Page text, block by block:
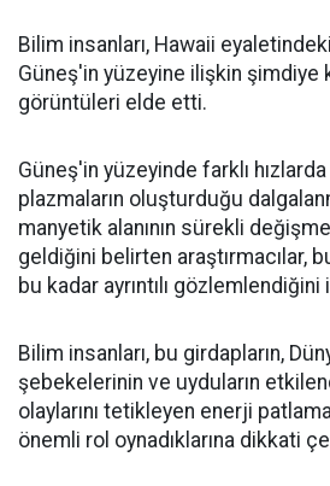
Bilim insanları, Hawaii
Güneş'in yüzeyine ilişkin şimdiye
görüntüleri elde etti.
Güneş'in yüzeyinde farklı
plazmaların oluşturduğu
manyetik alanının sürekli
geldiğini belirten araştırmacılar,
bu kadar ayrıntılı
Bilim insanları, bu girdapların,
şebekelerinin ve uyduların
olaylarını tetikleyen enerji
önemli rol oynadıklarına dikkati